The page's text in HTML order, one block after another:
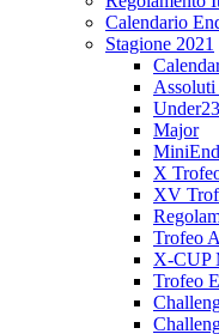
Calendario
Stagione 2021
Major
X
XV
Trofeo
X-CUP
Trofeo